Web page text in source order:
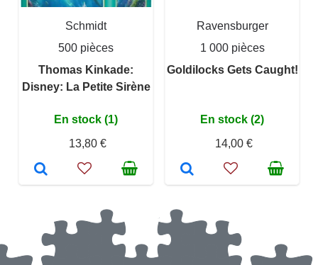
Schmidt
500 pièces
Thomas Kinkade:
Disney: La Petite Sirène
En stock (1)
13,80 €
Ravensburger
1 000 pièces
Goldilocks Gets Caught!
En stock (2)
14,00 €